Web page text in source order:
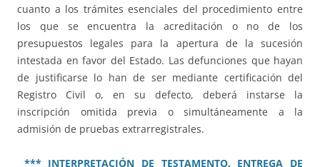
cuanto a los trámites esenciales del procedimiento entre
los que se encuentra la acreditación o no de los
presupuestos legales para la apertura de la sucesión
intestada en favor del Estado. Las defunciones que hayan
de justificarse lo han de ser mediante certificación del
Registro Civil o, en su defecto, deberá instarse la
inscripción omitida previa o simultáneamente a la
admisión de pruebas extrarregistrales.
*** INTERPRETACIÓN DE TESTAMENTO. ENTREGA DE